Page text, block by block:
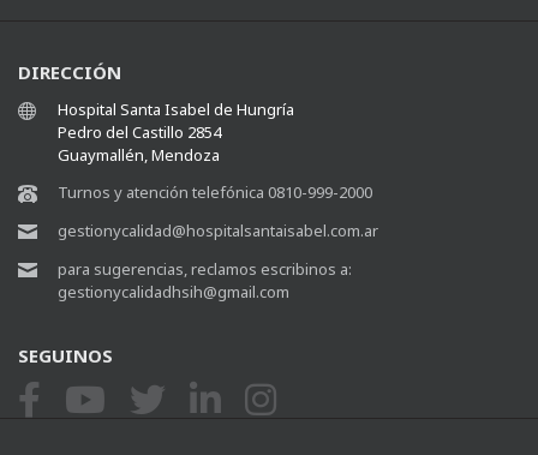
DIRECCIÓN
Hospital Santa Isabel de Hungría
Pedro del Castillo 2854
Guaymallén, Mendoza
Turnos y atención telefónica 0810-999-2000
gestionycalidad@hospitalsantaisabel.com.ar
para sugerencias, reclamos escribinos a:
gestionycalidadhsih@gmail.com
SEGUINOS